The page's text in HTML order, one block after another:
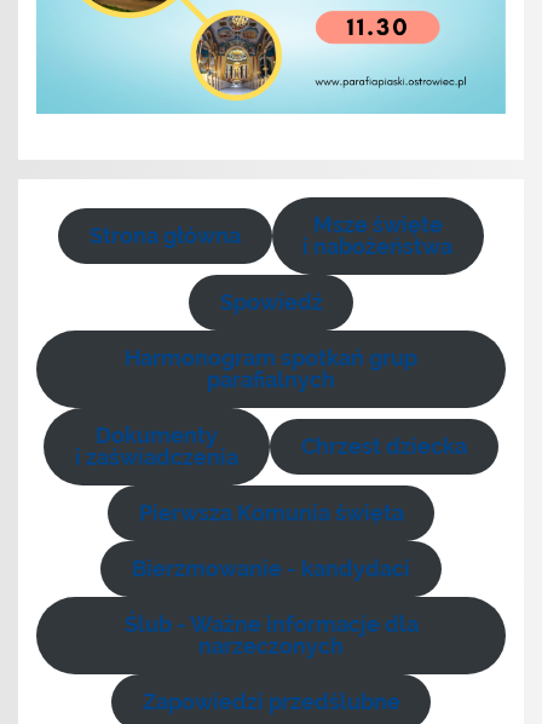
Strona główna
Msze święte
i nabożeństwa
Spowiedź
Harmonogram spotkań grup
parafialnych
Dokumenty
i zaświadczenia
Chrzest dziecka
Pierwsza Komunia święta
Bierzmowanie - kandydaci
Ślub - Ważne informacje dla
narzeczonych
Zapowiedzi przedślubne